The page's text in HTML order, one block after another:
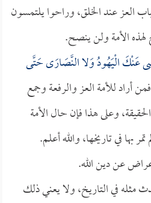
العز عند الخلق، وراحوا يلتمسون
الأمة ولن ينصح.
عَنْكَ الْيَهُودُ وَلا النَّصَارَى حَتَّى
فمن أراد للأمة العز والرفعة وجمع
وعلى هذا فإن حال الأمة
بها في تاريخها، والله أعلم.
عن دين الله.
مثله في التاريخ، ولا يعني ذلك